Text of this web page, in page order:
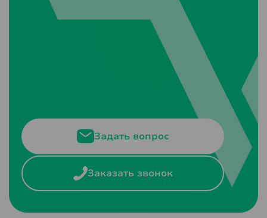
Задать вопрос
Заказать звонок